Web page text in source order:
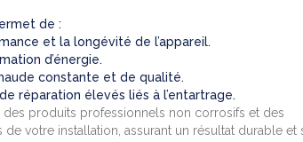
de :
et la longévité de l’appareil.
d’énergie.
constante et de qualité.
réparation élevés liés à l’entartrage.
des produits professionnels non corrosifs et des
votre installation, assurant un résultat durable et